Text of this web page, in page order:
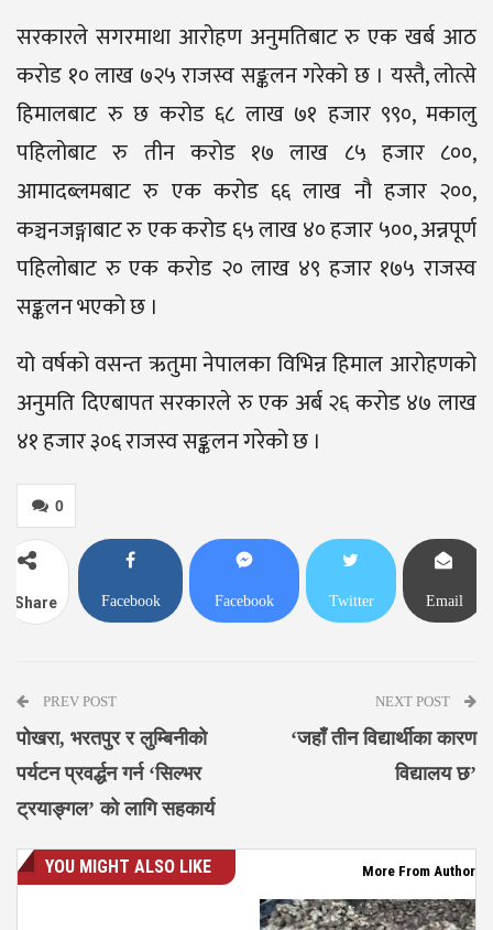
सरकारले सगरमाथा आरोहण अनुमतिबाट रु एक खर्ब आठ
करोड १० लाख ७२५ राजस्व सङ्कलन गरेको छ । यस्तै, लोत्से
हिमालबाट रु छ करोड ६८ लाख ७१ हजार ९९०, मकालु
पहिलोबाट रु तीन करोड १७ लाख ८५ हजार ८००,
आमादब्लमबाट रु एक करोड ६६ लाख नौ हजार २००,
कञ्चनजङ्गाबाट रु एक करोड ६५ लाख ४० हजार ५००, अन्नपूर्ण
पहिलोबाट रु एक करोड २० लाख ४९ हजार १७५ राजस्व
सङ्कलन भएको छ ।
यो वर्षको वसन्त ऋतुमा नेपालका विभिन्न हिमाल आरोहणको
अनुमति दिएबापत सरकारले रु एक अर्ब २६ करोड ४७ लाख
४१ हजार ३०६ राजस्व सङ्कलन गरेको छ ।
0
Share Facebook Facebook Twitter Email
PREV POST
पोखरा, भरतपुर र लुम्बिनीको
पर्यटन प्रवर्द्धन गर्न ‘सिल्भर
ट्रयाङ्गल’ को लागि सहकार्य
NEXT POST
‘जहाँ तीन विद्यार्थीका कारण
विद्यालय छ’
YOU MIGHT ALSO LIKE More From Author